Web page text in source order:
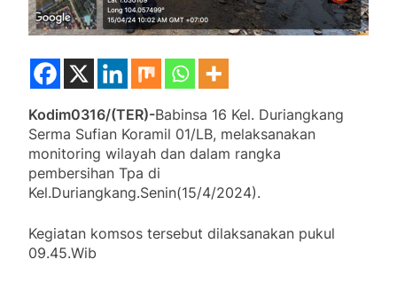
Kodim0316/(TER)-Babinsa 16 Kel. Duriangkang
Serma Sufian Koramil 01/LB, melaksanakan
monitoring wilayah dan dalam rangka
pembersihan Tpa di
Kel.Duriangkang.Senin(15/4/2024).
Kegiatan komsos tersebut dilaksanakan pukul
09.45.Wib